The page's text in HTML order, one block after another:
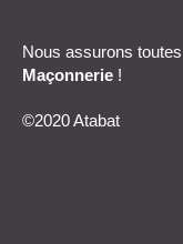
Nous assurons
Maçonnerie !
©2020 Atabat